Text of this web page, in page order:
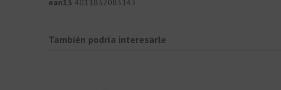
ean13 4011832083143
También podría interesarle